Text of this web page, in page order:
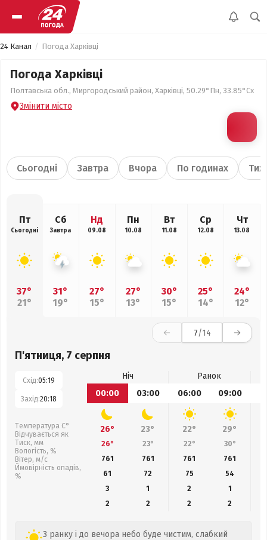
24 Канал Погода Харківці
Погода Харківці
Полтавська обл., Миргородський район, Харківці, 50.29°Пн, 33.85°Сх
Змінити місто
Сьогодні Завтра Вчора По годинах
Пт
Сьогодні
37°
21°
Сб
Завтра
31°
19°
Нд
09.08
27°
15°
Пн
10.08
27°
13°
Вт
11.08
30°
15°
Ср
12.08
25°
14°
Чт
13.08
24°
12°
7/14
П'ятниця, 7 серпня
Схід:05:19
Захід:20:18
Температура С°
Відчувається як
Тиск, мм
Вологість, %
Вітер, м/с
Ймовірність опадів,
%
Ніч
Ранок
00:00
03:00 06:00 09:00
26° 23° 22° 29°
26° 23° 22° 30°
761
761 761 761
61
72 75 54
3
1 2
1
2
2 2 2
З ранку і до вечора небо буде чистим, слабкий